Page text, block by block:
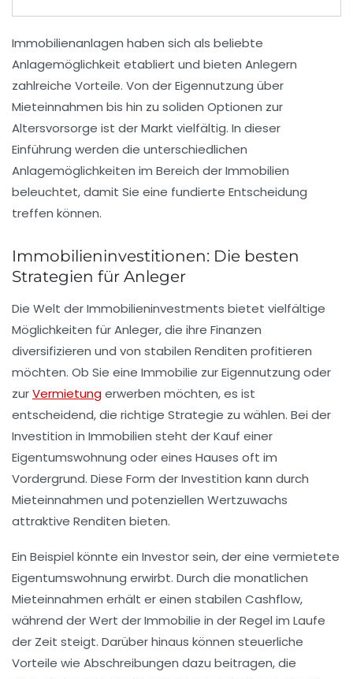
Immobilienanlagen haben sich als beliebte
Anlagemöglichkeit etabliert und bieten Anlegern
zahlreiche Vorteile. Von derEigennutzung über
Mieteinnahmen bis hin zu soliden Optionen zur
Altersvorsorge ist der Markt vielfältig. In dieser
Einführung werden die unterschiedlichen
Anlagemöglichkeiten im Bereich der Immobilien
beleuchtet, damit Sie eine fundierte Entscheidung
treffen können.
Immobilieninvestitionen: Die besten
Strategien für Anleger
Die Welt derImmobilieninvestments bietet vielfältige
Möglichkeiten für Anleger, die ihre Finanzen
diversifizieren und von stabilen Renditen profitieren
möchten. Ob Sie eine Immobilie zurEigennutzung oder
zurVermietungerwerben möchten, es ist
entscheidend, die richtige Strategie zu wählen. Bei der
Investition in Immobilien steht der Kauf einer
Eigentumswohnung oder eines Hauses oft im
Vordergrund. Diese Form der Investition kann durch
Mieteinnahmen und potenziellen Wertzuwachs
attraktive Renditen bieten.
Ein Beispiel könnte ein Investor sein, der eine vermietete
Eigentumswohnung erwirbt. Durch die monatlichen
Mieteinnahmen erhält er einen stabilen Cashflow,
während der Wert der Immobilie in der Regel im Laufe
der Zeit steigt. Darüber hinaus können steuerliche
Vorteile wie Abschreibungen dazu beitragen, die